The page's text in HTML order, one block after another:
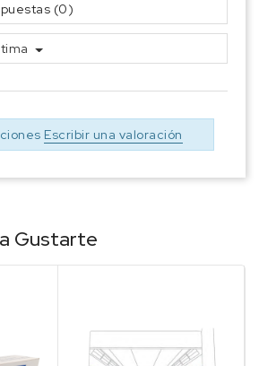
(0)
Escribir una valoración
Gustarte